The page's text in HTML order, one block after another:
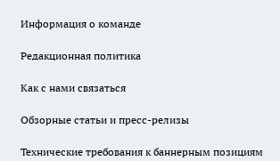
Информация о команде
Редакционная политика
Как с нами связаться
Обзорные статьи и пресс-релизы
Технические требования к баннерным позициям